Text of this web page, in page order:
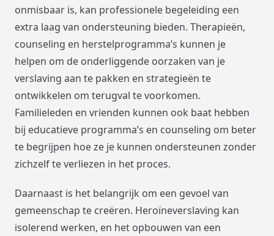
onmisbaar is, kan professionele begeleiding een
extra laag van ondersteuning bieden. Therapieën,
counseling en herstelprogramma’s kunnen je
helpen om de onderliggende oorzaken van je
verslaving aan te pakken en strategieën te
ontwikkelen om terugval te voorkomen.
Familieleden en vrienden kunnen ook baat hebben
bij educatieve programma’s en counseling om beter
te begrijpen hoe ze je kunnen ondersteunen zonder
zichzelf te verliezen in het proces.
Daarnaast is het belangrijk om een gevoel van
gemeenschap te creëren. Heroïneverslaving kan
isolerend werken, en het opbouwen van een